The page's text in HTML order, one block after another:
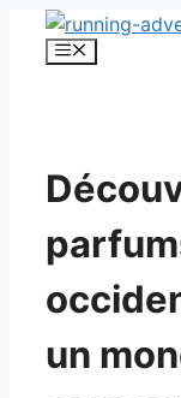
Aller
Menu
un